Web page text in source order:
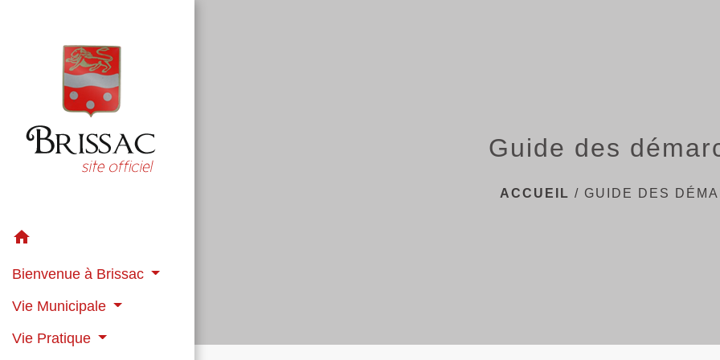
home
Bienvenue à Brissac
Vie Municipale
Vie Pratique
Guide des
ACCUEIL / GUIDE DES